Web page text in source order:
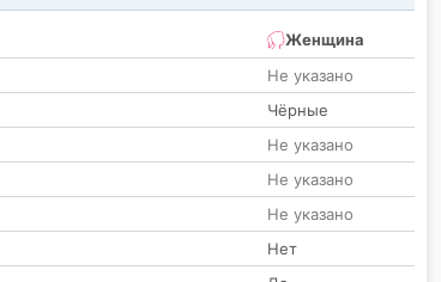
Женщина
Не указано
Чёрные
Не указано
Не указано
Не указано
Нет